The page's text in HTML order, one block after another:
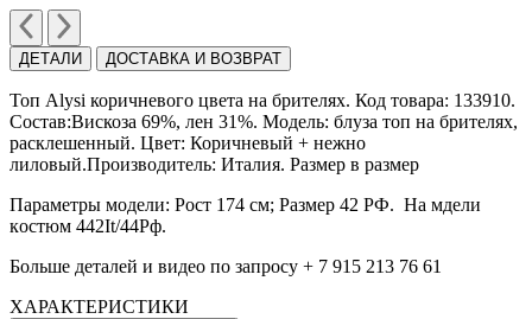
ДЕТАЛИ ДОСТАВКА И ВОЗВРАТ
Топ Alysi коричневого цвета на брителях. Код товара: 133910.
Состав:Вискоза 69%, лен 31%. Модель: блуза топ на брителях,
расклешенный. Цвет: Коричневый + нежно
лиловый.Производитель: Италия. Размер в размер
Параметры модели: Рост 174 см; Размер 42 РФ. На мдели
кoстюм 442It/44Рф.
Больше деталей и видео по запросу + 7 915 213 76 61
ХАРАКТЕРИСТИКИ